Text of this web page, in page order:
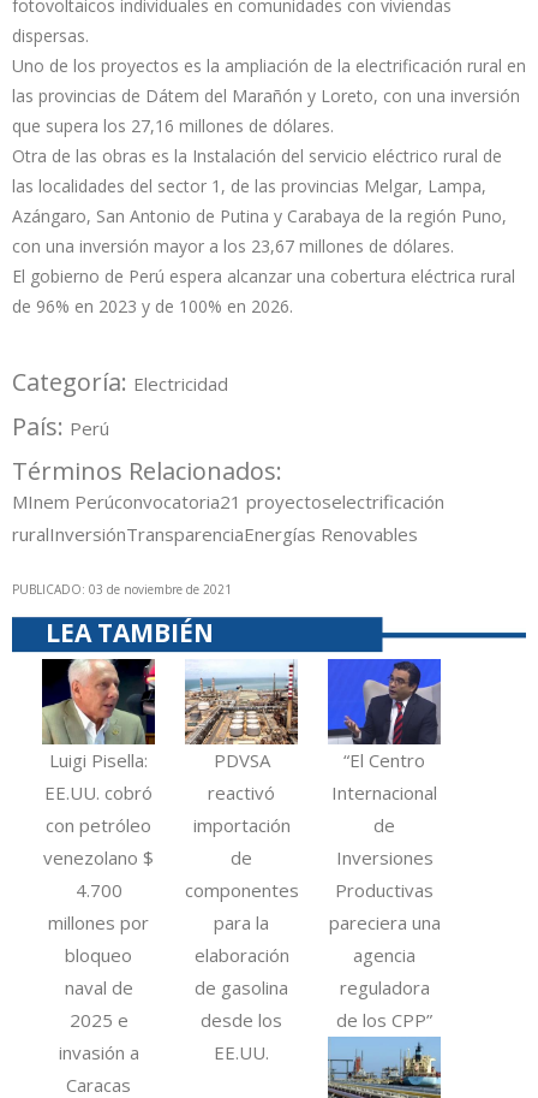
fotovoltaicos individuales en comunidades con viviendas
dispersas.
Uno de los proyectos es la ampliación de la electrificación rural en
las provincias de Dátem del Marañón y Loreto, con una inversión
que supera los 27,16 millones de dólares.
Otra de las obras es la Instalación del servicio eléctrico rural de
las localidades del sector 1, de las provincias Melgar, Lampa,
Azángaro, San Antonio de Putina y Carabaya de la región Puno,
con una inversión mayor a los 23,67 millones de dólares.
El gobierno de Perú espera alcanzar una cobertura eléctrica rural
de 96% en 2023 y de 100% en 2026.
Categoría: Electricidad
País: Perú
Términos Relacionados:
MInem Perúconvocatoria21 proyectoselectrificación
ruralInversiónTransparenciaEnergías Renovables
PUBLICADO: 03 de noviembre de 2021
LEA TAMBIÉN
Luigi Pisella:
EE.UU. cobró
con petróleo
venezolano $
4.700
millones por
bloqueo
naval de
2025 e
invasión a
Caracas
PDVSA
reactivó
importación
de
componentes
para la
elaboración
de gasolina
desde los
EE.UU.
“El Centro
Internacional
de
Inversiones
Productivas
pareciera una
agencia
reguladora
de los CPP”